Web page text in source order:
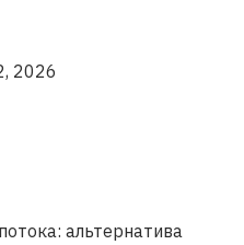
2026
альтернатива